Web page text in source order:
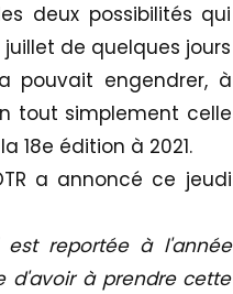
deux possibilités qui
de quelques jours
pouvait engendrer, à
tout simplement celle
18e édition à 2021.
a annoncé ce jeudi
est reportée à l'année
d'avoir à prendre cette